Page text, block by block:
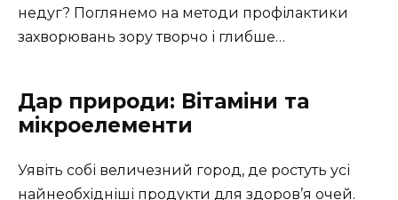
недуг? Поглянемо на методи профілактики
захворювань зору творчо і глибше…
Дар природи: Вітаміни та
мікроелементи
Уявіть собі величезний город, де ростуть усі
найнеобхідніші продукти для здоров’я очей.